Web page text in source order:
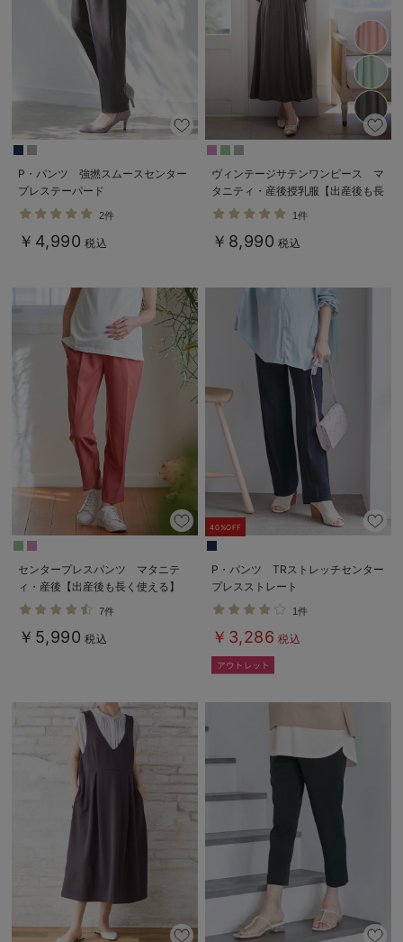
P・パンツ 強撚スムースセンター
プレステーパード
2件
￥4,990 税込
ヴィンテージサテンワンピース マ
タニティ・産後授乳服【出産後も長
く使える】
1件
￥8,990 税込
センタープレスパンツ マタニテ
ィ・産後【出産後も長く使える】
7件
￥5,990 税込
40%OFF
P・パンツ TRストレッチセンター
プレスストレート
1件
￥3,286 税込